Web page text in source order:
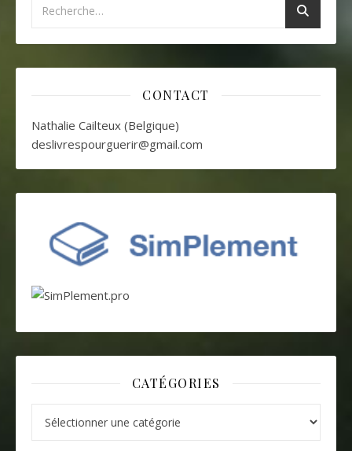
CONTACT
Nathalie Cailteux (Belgique)
deslivrespourguerir@gmail.com
CATÉGORIES